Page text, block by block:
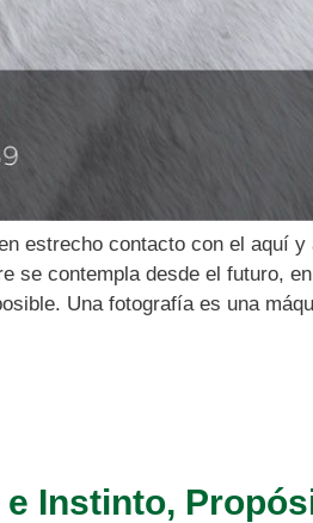
estrecho contacto con el aquí
se contempla desde el futuro,
Una fotografía es una
Instinto,